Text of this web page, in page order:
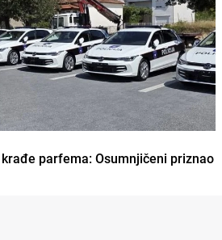
parfema: Osumnjičeni priznao